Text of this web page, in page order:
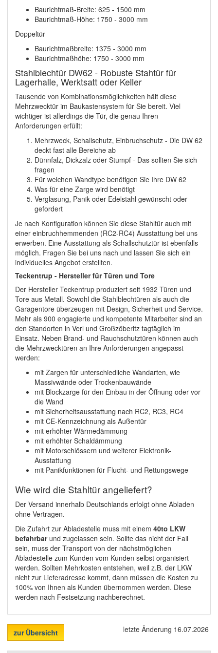
Baurichtmaß-Breite: 625 - 1500 mm
Baurichtmaß-Höhe: 1750 - 3000 mm
Doppeltür
Baurichtmaßbreite: 1375 - 3000 mm
Baurichtmaßhöhe: 1750 - 3000 mm
Stahlblechtür DW62 - Robuste Stahtür für
Lagerhalle, Werktsatt oder Keller
Tausende von Kombinationsmöglichkeiten hält diese
Mehrzwecktür im Baukastensystem für Sie bereit. Viel
wichtiger ist allerdings die Tür, die genau Ihren
Anforderungen erfüllt:
Mehrzweck, Schallschutz, Einbruchschutz - Die DW 62
deckt fast alle Bereiche ab
Dünnfalz, Dickzalz oder Stumpf - Das sollten Sie sich
fragen
Für welchen Wandtype benötigen Sie Ihre DW 62
Was für eine Zarge wird benötigt
Verglasung, Panik oder Edelstahl gewünscht oder
gefordert
Je nach Konfiguration können Sie diese Stahltür auch mit
einer einbruchhemmenden (RC2-RC4) Ausstattung bei uns
erwerben. Eine Ausstattung als Schallschutztür ist ebenfalls
möglich. Fragen Sie bei uns nach und lassen Sie sich ein
individuelles Angebot erstellten.
Teckentrup - Hersteller für Türen und Tore
Der Hersteller Teckentrup produziert seit 1932 Türen und
Tore aus Metall. Sowohl die Stahlblechtüren als auch die
Garagentore überzeugen mit Design, Sicherheit und Service.
Mehr als 900 engagierte und kompetente Mitarbeiter sind an
den Standorten in Verl und Großzöberitz tagtäglich im
Einsatz. Neben Brand- und Rauchschutztüren können auch
die Mehrzwecktüren an Ihre Anforderungen angepasst
werden:
mit Zargen für unterschiedliche Wandarten, wie
Massivwände oder Trockenbauwände
mit Blockzarge für den Einbau in der Öffnung oder vor
die Wand
mit Sicherheitsausstattung nach RC2, RC3, RC4
mit CE-Kennzeichnung als Außentür
mit erhöhter Wärmedämmung
mit erhöhter Schaldämmung
mit Motorschlössern und weiterer Elektronik-
Ausstattung
mit Panikfunktionen für Flucht- und Rettungswege
Wie wird die Stahltür angeliefert?
Der Versand innerhalb Deutschlands erfolgt ohne Abladen
ohne Vertragen.
Die Zufahrt zur Abladestelle muss mit einem 40to LKW
befahrbarund zugelassen sein. Sollte das nicht der Fall
sein, muss der Transport von der nächstmöglichen
Abladestelle zum Kunden vom Kunden selbst organisiert
werden. Sollten Mehrkosten entstehen, weil z.B. der LKW
nicht zur Lieferadresse kommt, dann müssen die Kosten zu
100% von Ihnen als Kunden übernommen werden. Diese
werden nach Festsetzung nachberechnet.
zur Übersicht letzte Änderung 16.07.2026